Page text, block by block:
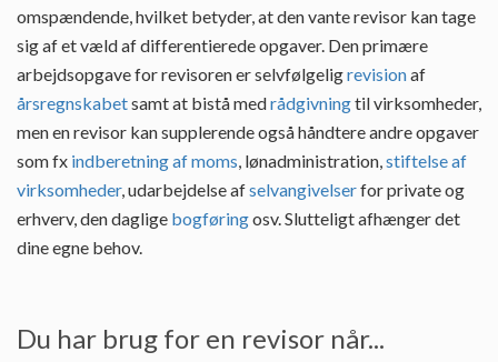
omspændende, hvilket betyder, at den vante revisor kan tage
sig af et væld af differentierede opgaver. Den primære
arbejdsopgave for revisoren er selvfølgeligrevisionaf
årsregnskabetsamt at bistå medrådgivningtil virksomheder,
men en revisor kan supplerende også håndtere andre opgaver
som fx indberetning af moms, lønadministration,stiftelse af
virksomheder, udarbejdelse afselvangivelserfor private og
erhverv, den daglige bogføringosv. Slutteligt afhænger det
dine egne behov.
Du har brug for en revisor når...